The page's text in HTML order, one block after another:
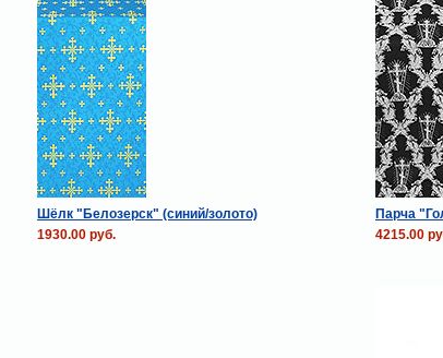
Шёлк "Белозерск" (синий/золото)
Парча
1930.00 руб. 4215.00